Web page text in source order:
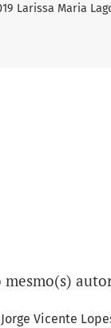
Larissa Maria
Vicente